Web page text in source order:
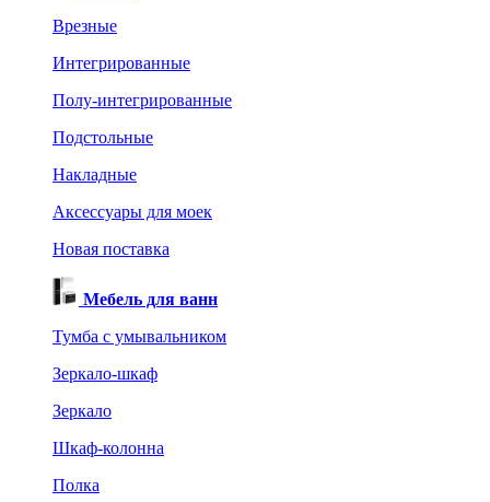
Врезные
Интегрированные
Полу-интегрированные
Подстольные
Накладные
Аксессуары для моек
Новая поставка
Мебель для ванн
Тумба с умывальником
Зеркало-шкаф
Зеркало
Шкаф-колонна
Полка